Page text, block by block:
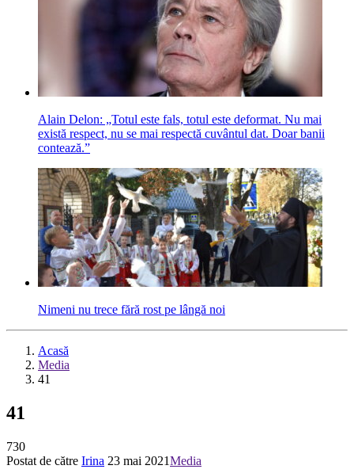
Alain Delon: „Totul este fals, totul este deformat. Nu mai
există respect, nu se mai respectă cuvântul dat. Doar banii
contează.”
Nimeni nu trece fără rost pe lângă noi
Acasă
Media
41
41
730
Postat de către Irina 23 mai 2021Media